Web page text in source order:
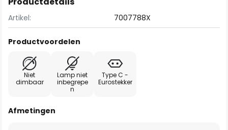
Artikel: 7007788X
Productvoordelen
Niet
dimbaar
Lamp niet
inbegrepe
n
Type C -
Eurostekker
Afmetingen